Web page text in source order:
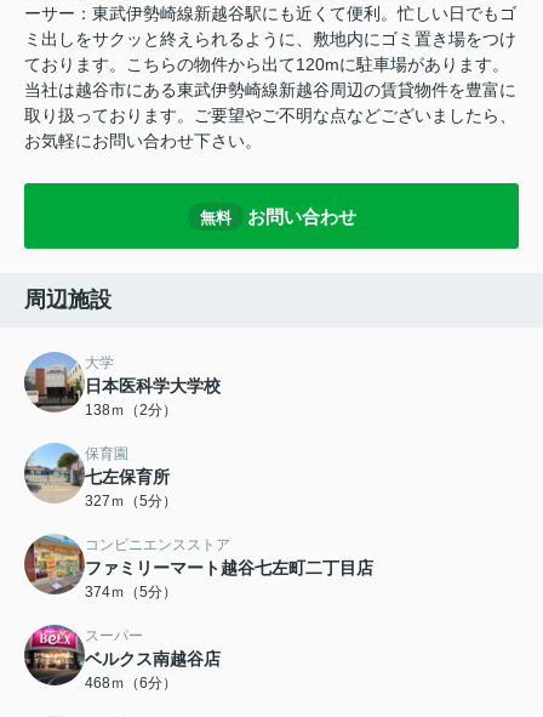
ーサー：東武伊勢崎線新越谷駅にも近くて便利。忙しい日でもゴ
ミ出しをサクッと終えられるように、敷地内にゴミ置き場をつけ
ております。こちらの物件から出て120mに駐車場があります。
当社は越谷市にある東武伊勢崎線新越谷周辺の賃貸物件を豊富に
取り扱っております。ご要望やご不明な点などございましたら、
お気軽にお問い合わせ下さい。
無料 お問い合わせ
周辺施設
大学
日本医科学大学校
138ｍ（2分）
保育園
七左保育所
327ｍ（5分）
コンビニエンスストア
ファミリーマート越谷七左町二丁目店
374ｍ（5分）
スーパー
ベルクス南越谷店
468ｍ（6分）